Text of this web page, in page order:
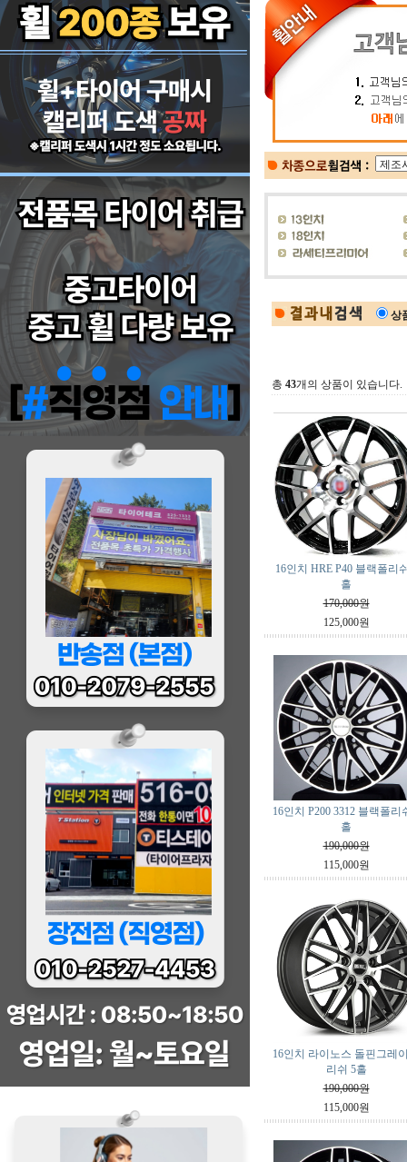
상
총 43개의 상품이 있습니다.
16인치 HRE P40 블랙폴리
홀
170,000원
125,000원
16인치 P200 3312 블랙폴리
홀
190,000원
115,000원
16인치 라이노스 돌핀그레
리쉬 5홀
190,000원
115,000원